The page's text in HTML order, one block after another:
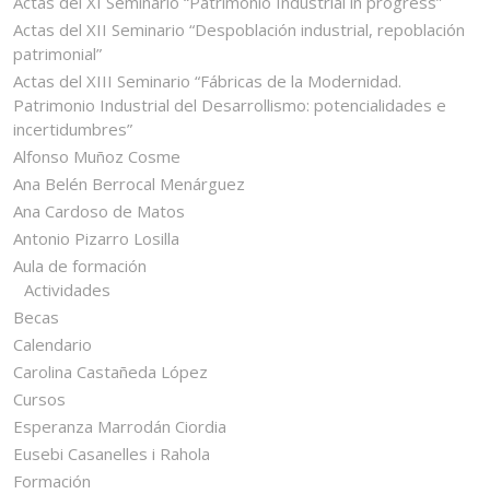
Actas del XII Seminario “Despoblación industrial, repoblación
patrimonial”
Actas del XIII Seminario “Fábricas de la Modernidad.
Patrimonio Industrial del Desarrollismo: potencialidades e
incertidumbres”
Alfonso Muñoz Cosme
Ana Belén Berrocal Menárguez
Ana Cardoso de Matos
Antonio Pizarro Losilla
Aula de formación
Actividades
Becas
Calendario
Carolina Castañeda López
Cursos
Esperanza Marrodán Ciordia
Eusebi Casanelles i Rahola
Formación